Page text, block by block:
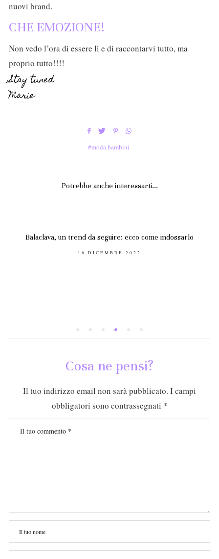
nuovi brand.
CHE EMOZIONE!
Non vedo l’ora di essere lì e di raccontarvi tutto, ma
proprio tutto!!!!
Stay tuned
Marie
moda bambini
Potrebbe anche interessarti...
Balaclava, un trend da seguire: ecco come indossarlo
POSTED
16 DICEMBRE 2022
Cosa ne pensi?
Il tuo indirizzo email non sarà pubblicato. I campi
obbligatori sono contrassegnati *